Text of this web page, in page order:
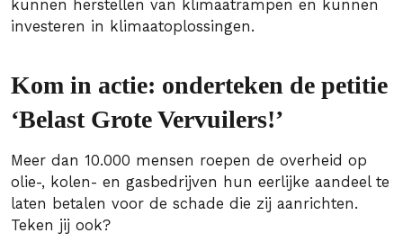
kunnen herstellen van klimaatrampen en kunnen
investeren in klimaatoplossingen.
Kom in actie: onderteken de petitie
‘Belast Grote Vervuilers!’
Meer dan 10.000 mensen roepen de overheid op
olie-, kolen- en gasbedrijven hun eerlijke aandeel te
laten betalen voor de schade die zij aanrichten.
Teken jij ook?